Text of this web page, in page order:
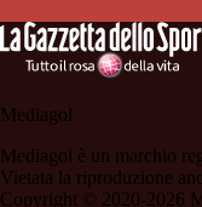
Mediagol
Mediagol è un marchio
Vietata la riproduzione
Copyright © 2020-2026